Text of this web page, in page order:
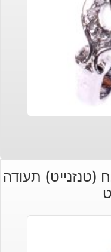
(טנזנייט) תעודה